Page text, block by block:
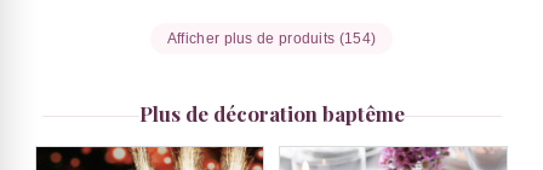
Afficher plus de produits (154)
Plus de décoration baptême